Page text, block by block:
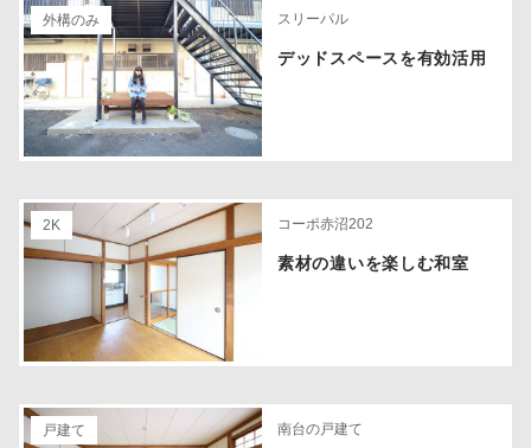
外構のみ スリーパル
デッドスペースを有効活用
2K コーポ赤沼202
素材の違いを楽しむ和室
戸建て 南台の戸建て